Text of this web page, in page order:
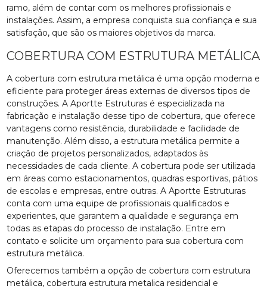
ramo, além de contar com os melhores profissionais e
instalações. Assim, a empresa conquista sua confiança e sua
satisfação, que são os maiores objetivos da marca.
COBERTURA COM ESTRUTURA METÁLICA
A cobertura com estrutura metálica é uma opção moderna e
eficiente para proteger áreas externas de diversos tipos de
construções. A Aportte Estruturas é especializada na
fabricação e instalação desse tipo de cobertura, que oferece
vantagens como resistência, durabilidade e facilidade de
manutenção. Além disso, a estrutura metálica permite a
criação de projetos personalizados, adaptados às
necessidades de cada cliente. A cobertura pode ser utilizada
em áreas como estacionamentos, quadras esportivas, pátios
de escolas e empresas, entre outras. A Aportte Estruturas
conta com uma equipe de profissionais qualificados e
experientes, que garantem a qualidade e segurança em
todas as etapas do processo de instalação. Entre em
contato e solicite um orçamento para sua cobertura com
estrutura metálica.
Oferecemos também a opção de cobertura com estrutura
metálica, cobertura estrutura metalica residencial e